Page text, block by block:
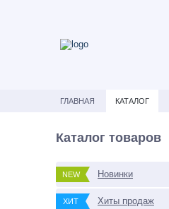
ГЛАВНАЯ КАТАЛОГ
Каталог товаров
NEW Новинки
ХИТ Хиты продаж